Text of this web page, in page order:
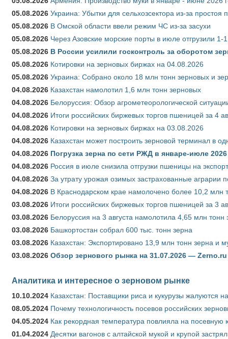
05.08.2026 Украина: Убытки для сельхозсектора из-за простоя
05.08.2026 В Омской области ввели режим ЧС из-за засухи
05.08.2026 Через Азовские морские порты в июле отгрузили
05.08.2026 В России усилили госконтроль за оборотом
05.08.2026 Котировки на зерновых биржах на 04.08.2026
05.08.2026 Украина: Собрано около 18 млн тонн зерновых и
04.08.2026 Казахстан намолотил 1,6 млн тонн зерновых
04.08.2026 Белоруссия: Обзор агрометеорологической
04.08.2026 Итоги российских биржевых торгов пшеницей за 4
04.08.2026 Котировки на зерновых биржах на 03.08.2026
04.08.2026 Казахстан может построить зерновой терминал в
04.08.2026 Погрузка зерна по сети РЖД в январе-июле
04.08.2026 Россия в июле снизила отгрузки пшеницы на
04.08.2026 За утрату урожая озимых застрахованные аграрии
04.08.2026 В Краснодарском крае намолочено более 10,2 млн
03.08.2026 Итоги российских биржевых торгов пшеницей за 3
03.08.2026 Белоруссия на 3 августа намолотила 4,65 млн тонн
03.08.2026 Башкортостан собрал 600 тыс. тонн зерна
03.08.2026 Казахстан: Экспортировано 13,9 млн тонн зерна и
03.08.2026 Обзор зернового рынка на 31.07.2026 — Zerno.ru
Аналитика и интересное о зерновом рынке
10.10.2024 Казахстан: Поставщики риса и кукурузы жалуются
08.05.2024 Почему технологичность посевов российских
04.05.2024 Как рекордная температура повлияла на
01.04.2024 Десятки вагонов с алтайской мукой и крупой